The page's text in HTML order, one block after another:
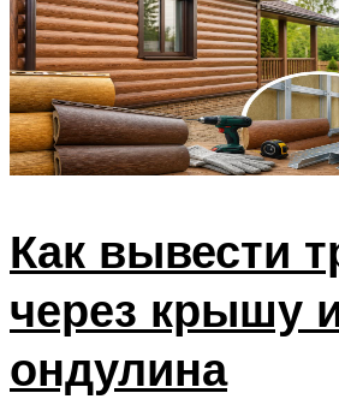
Как вывести
через крышу
ондулина